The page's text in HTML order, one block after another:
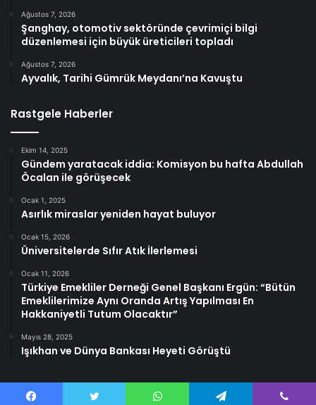
Ağustos 7, 2026
Şanghay, otomotiv sektöründe çevrimiçi bilgi
düzenlemesi için büyük üreticileri topladı
Ağustos 7, 2026
Ayvalık, Tarihi Gümrük Meydanı’na Kavuştu
Rastgele Haberler
Ekim 14, 2025
Gündem yaratacak iddia: Komisyon bu hafta Abdullah
Öcalan ile görüşecek
Ocak 1, 2025
Asırlık miraslar yeniden hayat buluyor
Ocak 15, 2026
Üniversitelerde Sıfır Atık İlerlemesi
Ocak 11, 2026
Türkiye Emekliler Derneği Genel Başkanı Ergün: “Bütün
Emeklilerimize Aynı Oranda Artış Yapılması En
Hakkaniyetli Tutum Olacaktır”
Mayıs 28, 2025
Işıkhan ve Dünya Bankası Heyeti Görüştü